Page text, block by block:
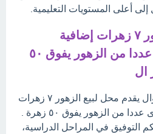
أعلى المستويات التعليمية.
يقدم محل لبيع الزهور ٧ زهرات إضافية
للمشتري إذا اشترى عددا من الزهور يفوق ٥٠
ال
بعد ان تجد الإجابة علي سؤال يقدم محل لبيع الزهور ٧ زهرات
إضافية للمشتري إذا اشترى عددا من الزهور يفوق ٥٠ زهرة .
التوفيق في المراحل الدراسية،